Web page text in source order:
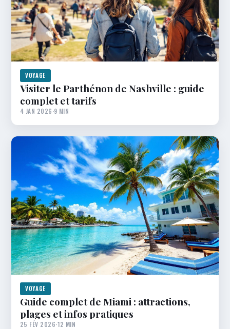
VOYAGE
Visiter le Parthénon de Nashville : guide
complet et tarifs
4 JAN 2026·9 MIN
VOYAGE
Guide complet de Miami : attractions,
plages et infos pratiques
25 FÉV 2026·12 MIN